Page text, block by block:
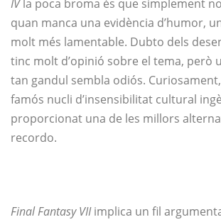
IVla poca broma és que simplement
quan manca una evidència d’humor,
molt més lamentable. Dubto dels
tinc molt d’opinió sobre el tema, però
tan gandul sembla odiós.
famós nucli d’insensibilitat cultural
proporcionat una de les millors
recordo.
Final Fantasy VIIimplica un fil